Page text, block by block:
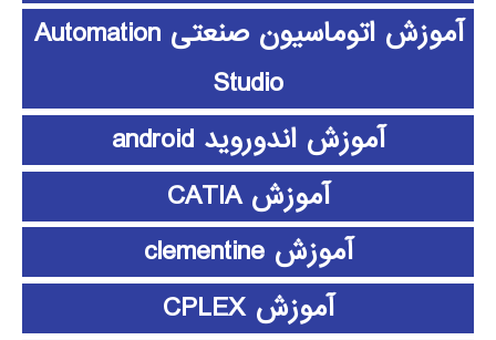
آموزش اتوماسیون صنعتی Automation
Studio
آموزش اندوروید android
آموزش CATIA
آموزش clementine
آموزش CPLEX